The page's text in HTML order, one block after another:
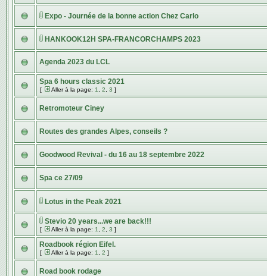
Expo - Journée de la bonne action Chez Carlo
HANKOOK12H SPA-FRANCORCHAMPS 2023
Agenda 2023 du LCL
Spa 6 hours classic 2021
[ Aller à la page: 1 2 3 ]
Retromoteur Ciney
Routes des grandes Alpes, conseils ?
Goodwood Revival - du 16 au 18 septembre 2022
Spa ce 27/09
Lotus in the Peak 2021
Stevio 20 years...we are back!!!
[ Aller à la page: 1 2 3 ]
Roadbook région Eifel.
[ Aller à la page: 1 2 ]
Road book rodage